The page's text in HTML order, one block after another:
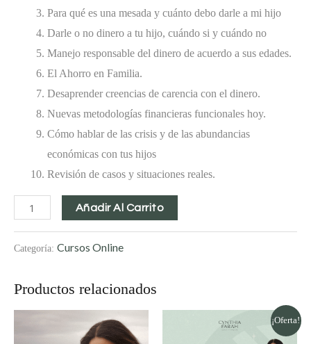
Para qué es una mesada y cuánto debo darle a mi hijo
Darle o no dinero a tu hijo, cuándo si y cuándo no
Manejo responsable del dinero de acuerdo a sus edades.
El Ahorro en Familia.
Desaprender creencias de carencia con el dinero.
Nuevas metodologías financieras funcionales hoy.
Cómo hablar de las crisis y de las abundancias
económicas con tus hijos
Revisión de casos y situaciones reales.
Añadir Al Carrito
Categoría: Cursos Online
Productos relacionados
¡Oferta!
price